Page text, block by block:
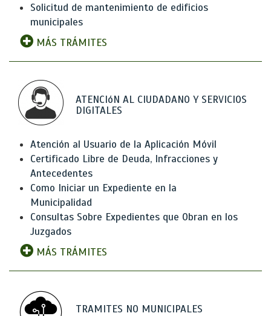
Solicitud de mantenimiento de edificios
municipales
MÁS TRÁMITES
ATENCIóN AL CIUDADANO Y SERVICIOS
DIGITALES
Atención al Usuario de la Aplicación Móvil
Certificado Libre de Deuda, Infracciones y
Antecedentes
Como Iniciar un Expediente en la
Municipalidad
Consultas Sobre Expedientes que Obran en los
Juzgados
MÁS TRÁMITES
TRAMITES NO MUNICIPALES